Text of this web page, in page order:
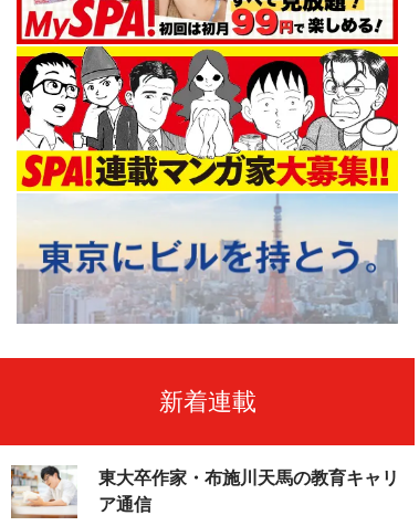
新着連載
東大卒作家・布施川天馬の教育キャリ
ア通信